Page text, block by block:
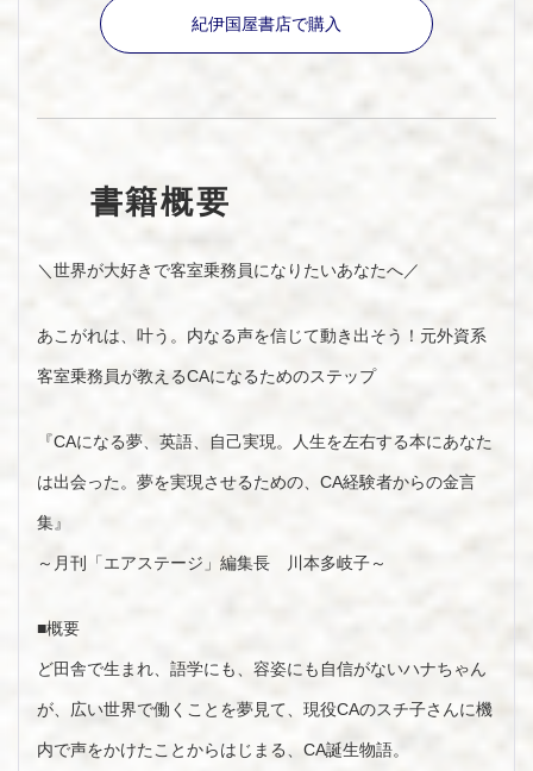
紀伊国屋書店で購入
書籍概要
＼世界が大好きで客室乗務員になりたいあなたへ／
あこがれは、叶う。内なる声を信じて動き出そう！元外資系
客室乗務員が教えるCAになるためのステップ
『CAになる夢、英語、自己実現。人生を左右する本にあなた
は出会った。夢を実現させるための、CA経験者からの金言
集』
～月刊「エアステージ」編集長 川本多岐子～
■概要
ど田舎で生まれ、語学にも、容姿にも自信がないハナちゃん
が、広い世界で働くことを夢見て、現役CAのスチ子さんに機
内で声をかけたことからはじまる、CA誕生物語。